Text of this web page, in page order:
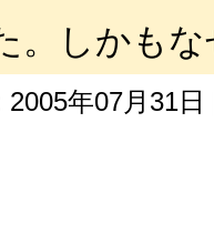
。しかも
2005年07月31日